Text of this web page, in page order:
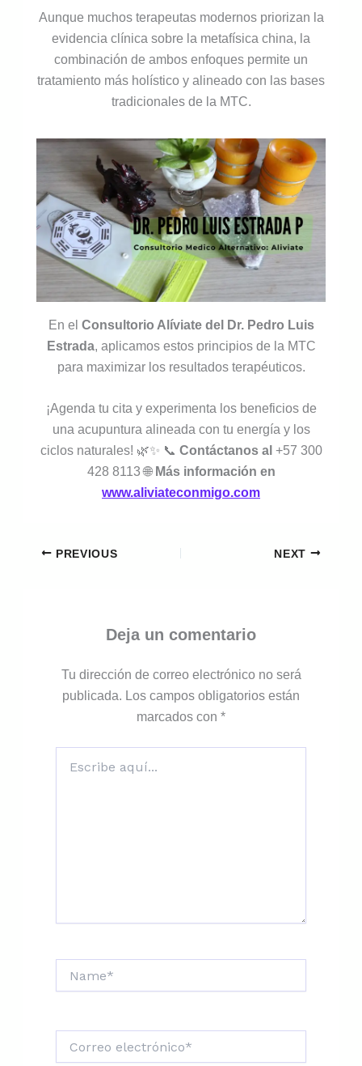
Aunque muchos terapeutas modernos priorizan la
evidencia clínica sobre la metafísica china, la
combinación de ambos enfoques permite un
tratamiento más holístico y alineado con las bases
tradicionales de la MTC.
En el Consultorio Alíviate del Dr. Pedro Luis
Estrada, aplicamos estos principios de la MTC
para maximizar los resultados terapéuticos.
¡Agenda tu cita y experimenta los beneficios de
una acupuntura alineada con tu energía y los
ciclos naturales! 🌿✨ 📞 Contáctanos al +57 300
428 8113 🌐 Más información en
www.aliviateconmigo.com
PREVIOUS NEXT
Deja un comentario
Tu dirección de correo electrónico no será
publicada. Los campos obligatorios están
marcados con *
aquí...
Name*
Correo
electrónico*